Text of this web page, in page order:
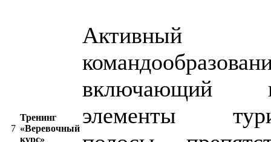
7
Тренинг
«Веревочный
курс»
Активный
элементы